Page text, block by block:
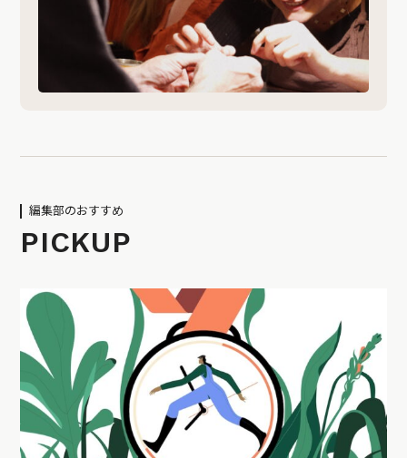
編集部のおすすめ
PICKUP